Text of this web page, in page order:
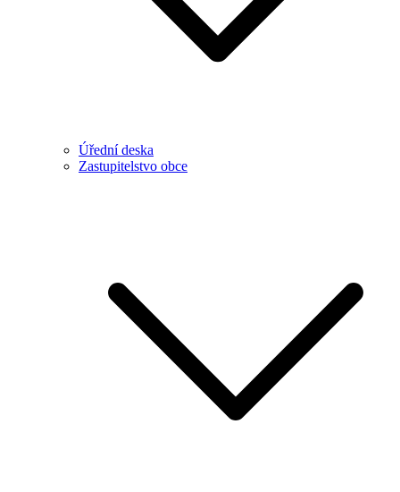
Úřední deska
Zastupitelstvo obce